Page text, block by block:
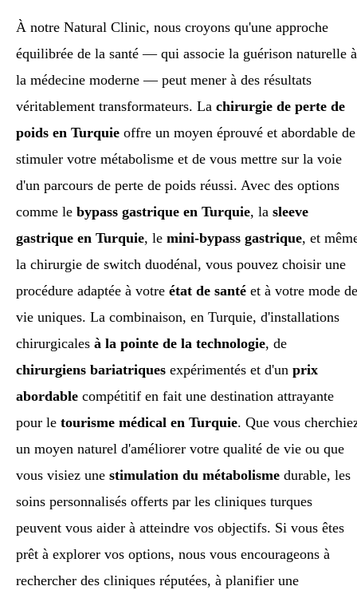
À notre Natural Clinic, nous croyons qu'une approche
équilibrée de la santé — qui associe la guérison naturelle à
la médecine moderne — peut mener à des résultats
véritablement transformateurs. La chirurgie de perte de
poids en Turquie offre un moyen éprouvé et abordable de
stimuler votre métabolisme et de vous mettre sur la voie
d'un parcours de perte de poids réussi. Avec des options
comme le bypass gastrique en Turquie, la sleeve
gastrique en Turquie, le mini-bypass gastrique, et
la chirurgie de switch duodénal, vous pouvez choisir une
procédure adaptée à votre état de santé et à votre mode de
vie uniques. La combinaison, en Turquie, d'installations
chirurgicales à la pointe de la technologie, de
chirurgiens bariatriques expérimentés et d'un prix
abordable compétitif en fait une destination attrayante
pour le tourisme médical en Turquie. Que vous
un moyen naturel d'améliorer votre qualité de vie ou que
vous visiez une stimulation du métabolisme durable, les
soins personnalisés offerts par les cliniques turques
peuvent vous aider à atteindre vos objectifs. Si vous êtes
prêt à explorer vos options, nous vous encourageons à
rechercher des cliniques réputées, à planifier une